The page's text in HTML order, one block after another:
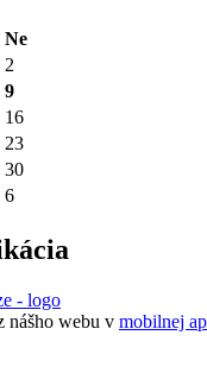
Ne
2
9
16
23
30
6
nášho webu v mobilnej